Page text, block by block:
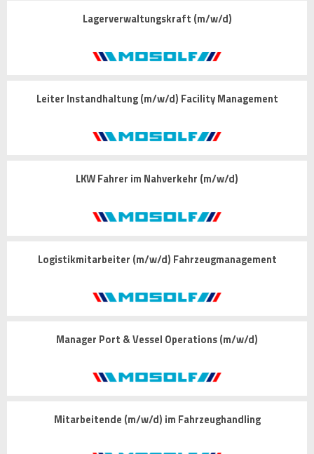
Lagerverwaltungskraft (m/w/d)
Leiter Instandhaltung (m/w/d) Facility Management
LKW Fahrer im Nahverkehr (m/w/d)
Logistikmitarbeiter (m/w/d) Fahrzeugmanagement
Manager Port & Vessel Operations (m/w/d)
Mitarbeitende (m/w/d) im Fahrzeughandling